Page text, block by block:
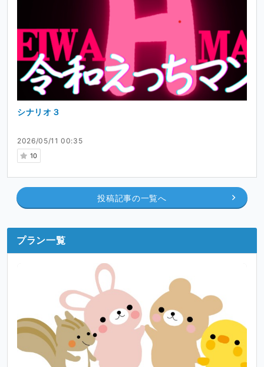
2026/05/11 00:35
10
シナリオ３
投稿記事の一覧へ
プラン一覧